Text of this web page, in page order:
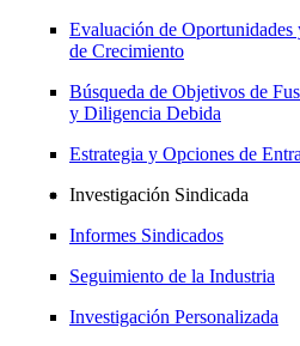
Evaluación de Oportunidades
de Crecimiento
Búsqueda de Objetivos de
y Diligencia Debida
Estrategia y Opciones de
Investigación Sindicada
Informes Sindicados
Seguimiento de la Industria
Investigación Personalizada